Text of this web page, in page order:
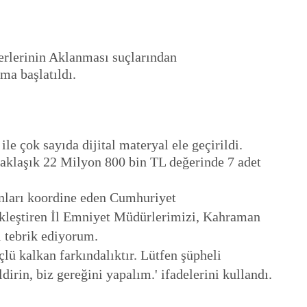
Aklanması suçlarından
başlatıldı.
çok sayıda dijital materyal ele geçirildi.
22 Milyon 800 bin TL değerinde 7 adet
koordine eden Cumhuriyet
İl Emniyet Müdürlerimizi, Kahraman
tebrik ediyorum.
kalkan farkındalıktır. Lütfen şüpheli
biz gereğini yapalım.' ifadelerini kullandı.